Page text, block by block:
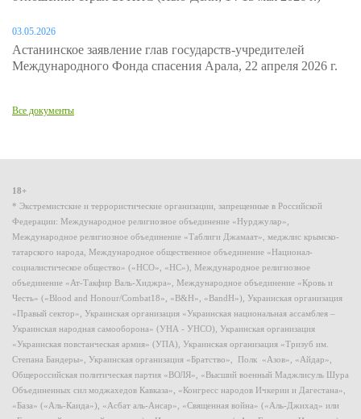
03.05.2026
Астанинское заявление глав государств-учредителей
Международного Фонда спасения Арала, 22 апреля 2026 г.
Все документы
18+
* Экстремистские и террористические организации, запрещенные в Российской
Федерации: Международное религиозное объединение «Нурджулар»,
Международное религиозное объединение «Таблиги Джамаат», меджлис крымско-
татарского народа, Международное общественное объединение «Национал-
социалистическое общество» («НСО», «НС»), Международное религиозное
объединение «Ат-Такфир Валь-Хиджра», Международное объединение «Кровь и
Честь» («Blood and Honour/Combat18», «B&H», «BandH»), Украинская организация
«Правый сектор», Украинская организация «Украинская национальная ассамблея –
Украинская народная самооборона» (УНА - УНСО), Украинская организация
«Украинская повстанческая армия» (УПА), Украинская организация «Тризуб им.
Степана Бандеры», Украинская организация «Братство», Полк «Азов», «Айдар»,
Общероссийская политическая партия «ВОЛЯ», «Высший военный Маджлисуль Шура
Объединенных сил моджахедов Кавказа», «Конгресс народов Ичкерии и Дагестана»,
«База» («Аль-Каида»), «Асбат аль-Ансар», «Священная война» («Аль-Джихад» или